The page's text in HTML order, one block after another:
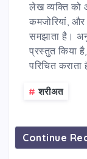
लेख व्यक्ति को
कमजोरियां, और
समझाता है।
प्रस्तुत किया
परिचित कराता
# शरीअत
Continue